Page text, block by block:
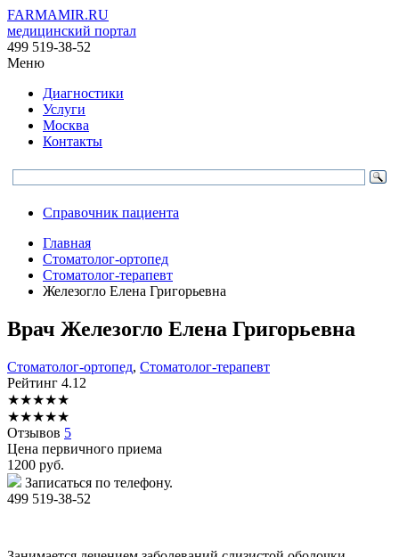
FARMAMIR.RU
медицинский портал
499 519-38-52
Меню
Диагностики
Услуги
Москва
Контакты
Справочник пациента
Главная
Стоматолог-ортопед
Стоматолог-терапевт
Железогло Елена Григорьевна
Врач Железогло Елена Григорьевна
Стоматолог-ортопед, Стоматолог-терапевт
Рейтинг 4.12
★★★★★
★★★★★
Отзывов 5
Цена первичного приема
1200 руб.
Записаться по телефону.
499 519-38-52